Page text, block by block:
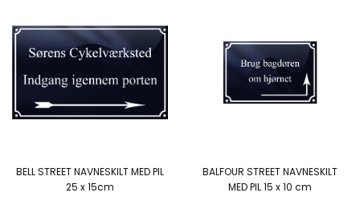
BELL STREET NAVNESKILT MED PIL
25 x 15cm
BALFOUR STREET NAVNESKILT
MED PIL 15 x 10 cm